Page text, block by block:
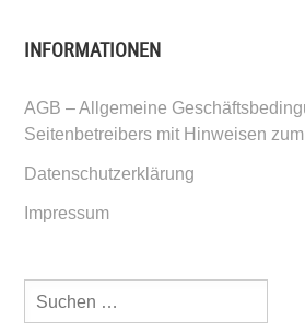
INFORMATIONEN
AGB – Allgemeine
Seitenbetreibers mit Hinweisen
Datenschutzerklärung
Impressum
Suchen